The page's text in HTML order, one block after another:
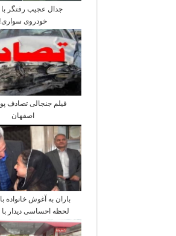
جدال عجیب رفتگر با
خودروی سواری!
فیلم جنجالی تصادف
اصفهان
باران به آغوش خانواده
لحظه احساسی دیدار با
از 25 روز